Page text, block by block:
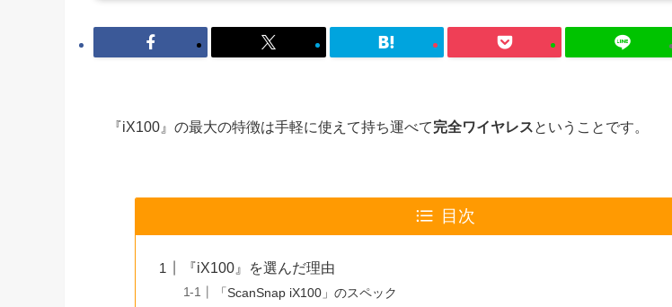
『iX100』の最大の特徴は手軽に使えて持ち運べて完全ワイヤレスということです。
目次
『iX100』を選んだ理由
「ScanSnap iX100」のスペック